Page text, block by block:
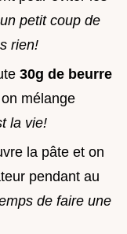
petit coup de
rien!
30g de beurre
mélange
la vie!
la pâte et on
pendant au
de faire une